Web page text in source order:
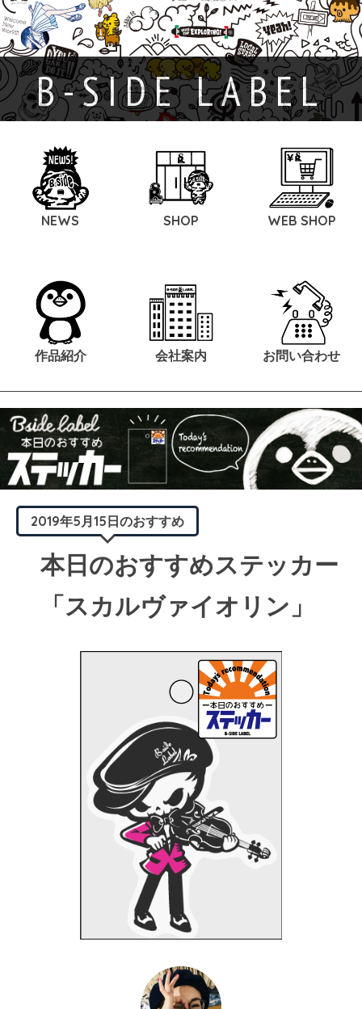
B-SIDE LABEL
NEWS SHOP WEB SHOP
作品紹介 会社案内 お問い合わせ
2019年5月15日のおすすめ
本日のおすすめステッカー
「スカルヴァイオリン」